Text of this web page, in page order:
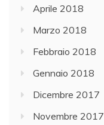
Aprile 2018
Marzo 2018
Febbraio 2018
Gennaio 2018
Dicembre 2017
Novembre 2017